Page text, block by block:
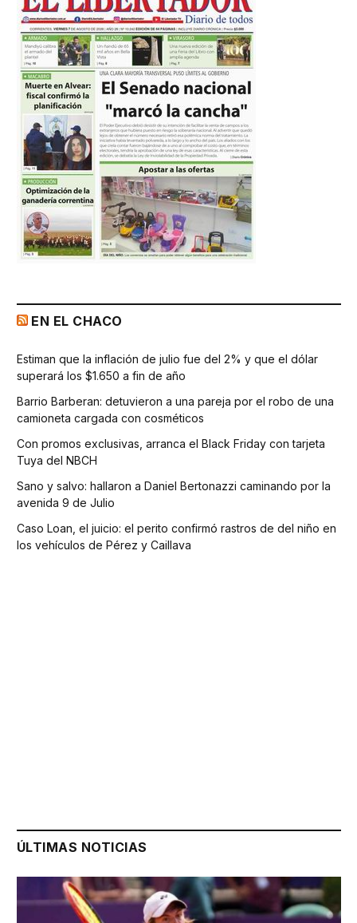
EN EL CHACO
Estiman que la inflación de julio fue del 2% y que el dólar
superará los $1.650 a fin de año
Barrio Barberan: detuvieron a una pareja por el robo de una
camioneta cargada con cosméticos
Con promos exclusivas, arranca el Black Friday con tarjeta
Tuya del NBCH
Sano y salvo: hallaron a Daniel Bertonazzi caminando por la
avenida 9 de Julio
Caso Loan, el juicio: el perito confirmó rastros de del niño en
los vehículos de Pérez y Caillava
ÚLTIMAS NOTICIAS